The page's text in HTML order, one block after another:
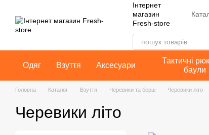
Інтернет
магазин
Fresh-store
Одяг Взуття Аксесуари
Тактичні
баули
Головна Каталог Взуття Черевики та берці Черевики літо
Черевики літо